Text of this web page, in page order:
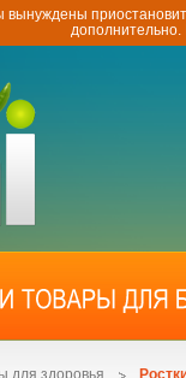
для здоровья